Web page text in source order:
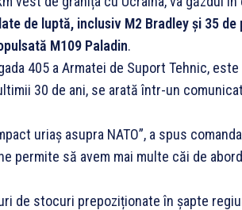
de luptă, inclusiv M2 Bradley și 35
M109 Paladin.
405 a Armatei de Suport Tehnic,
30 de ani, se arată într-un
uriaș asupra NATO”, a spus
permite să avem mai multe căi de
de stocuri prepoziționate în șapte